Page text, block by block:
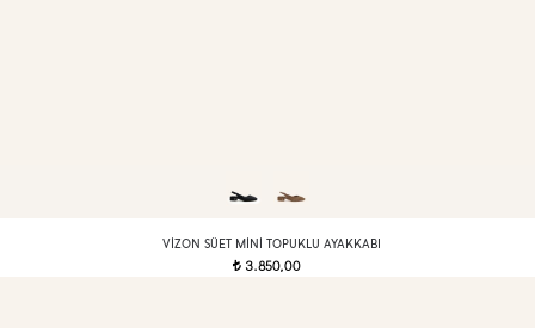
VIZON SÜET MINI TOPUKLU AYAKKABI
t3.850,00